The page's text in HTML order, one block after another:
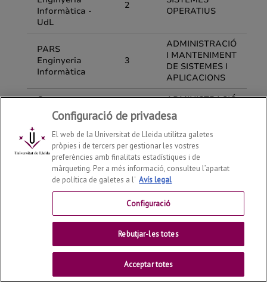
Departament d'Enginyeria Informàtica i Disseny Digital
© | Telf: +34 973 70 27 55
Contactar
Universitat de Lleida
Configuració de privadesa
El web de la Universitat de Lleida utilitza galetes
pròpies i de tercers per gestionar les vostres
preferències amb finalitats estadístiques i de
màrqueting. Per a més informació, consulteu l’apartat
de política de galetes a l' Avís legal
Configuració
Rebutjar-les totes
Acceptar totes